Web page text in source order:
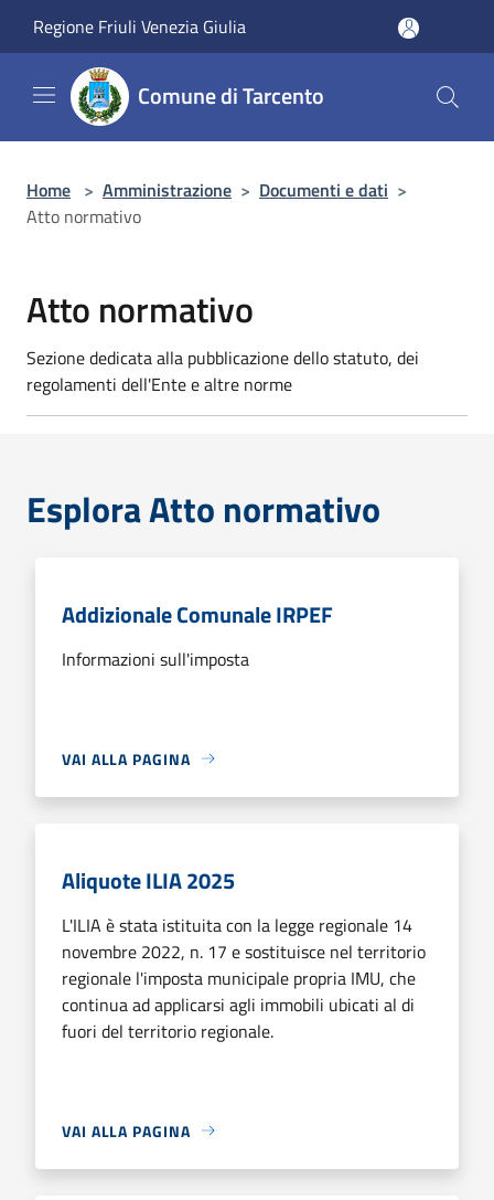
Regione Friuli Venezia Giulia
Comune di Tarcento
Home > Amministrazione > Documenti e dati >
Atto normativo
Atto normativo
Sezione dedicata alla pubblicazione dello statuto, dei
regolamenti dell'Ente e altre norme
Esplora Atto normativo
Addizionale Comunale IRPEF
Informazioni sull'imposta
VAI ALLA PAGINA
Aliquote ILIA 2025
L'ILIA è stata istituita con la legge regionale 14
novembre 2022, n. 17 e sostituisce nel territorio
regionale l'imposta municipale propria IMU, che
continua ad applicarsi agli immobili ubicati al di
fuori del territorio regionale.
VAI ALLA PAGINA